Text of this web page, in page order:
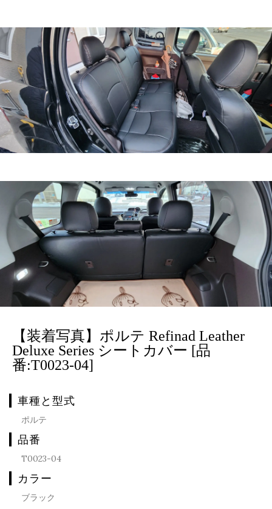
【装着写真】ポルテ Refinad Leather
Deluxe Series シートカバー [品
番:T0023-04]
車種と型式
ポルテ
品番
T0023-04
カラー
ブラック